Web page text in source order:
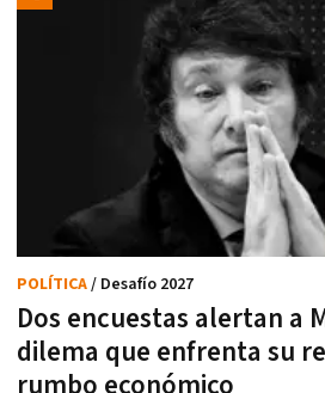
Dos encuestas alertan a
dilema que enfrenta su
rumbo económico
POLÍTICA/ Desafío 2027